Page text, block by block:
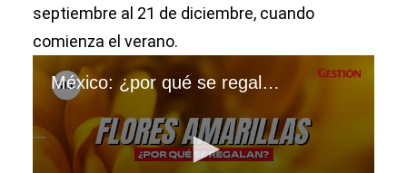
septiembre al 21 de diciembre, cuando
comienza el verano.
México: ¿por qué se regalan flores amarillas los 21 de marzo?